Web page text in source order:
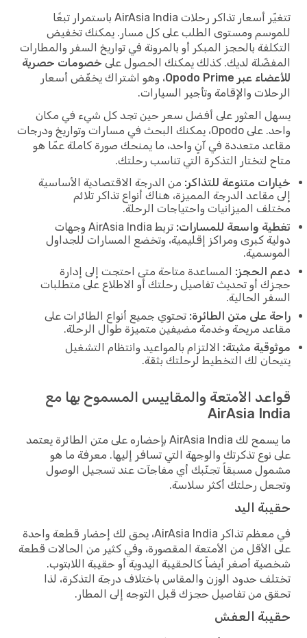
تتغيّر أسعار تذاكر رحلات AirAsia India باستمرار تبعًا
للموسم ومستوى الطلب على كل مسار. يمكنك تخفيض
التكلفة بالحجز المبكر أو بالمرونة في تواريخ السفر والمطارات
المفضّلة لديك. كذلك يمكنك الحصول على خصومات حصرية
للأعضاء عبر Opodo Prime
، وهو اشتراك يخفّض أسعار
الرحلات والإقامة وتأجير السيارات.
يسهل العثور على أفضل سعر حين تجد كل شيء في مكان
واحد. على Opodo، يمكنك البحث في مسارات وتواريخ ودرجات
مقاعد متعددة في آنٍ واحد، ما يمنحك صورة كاملة عمّا هو
متاح لتختار التذكرة التي تناسب رحلتك.
خيارات متنوعة للتذاكر: من الدرجة الاقتصادية الأساسية
إلى مقاعد الدرجة المميزة، هناك أنواع تذاكر تلائم
مختلف الميزانيات واحتياجات الرحلة.
تغطية واسعة للمسارات:
تربط AirAsia India وجهات
دولية كبرى ومراكز إقليمية، وتخضع المسارات للجداول
الموسمية.
دعم الحجز: المساعدة متاحة متى احتجت إلى إدارة
حجزك أو تحديث تفاصيل رحلتك أو الاطلاع على متطلبات
السفر الحالية.
راحة على متن الطائرة: تحتوي جميع أنواع الطائرات على
مقاعد مريحة وخدمة مضيفين متميزة طوال الرحلة.
موثوقية مثبتة: الالتزام بالمواعيد وانتظام التشغيل
يتيحان لك التخطيط لرحلتك بثقة.
قواعد الأمتعة والمقاييس المسموح بها مع
AirAsia India
ما يسمح لك AirAsia India بإحضاره على متن الطائرة يعتمد
على نوع تذكرتك والوجهة التي تسافر إليها. معرفة ما هو
مشمول مسبقاً تجنّبك أي مفاجآت عند تسجيل الوصول
وتجعل رحلتك أكثر سلاسة.
حقيبة اليد
في معظم تذاكر AirAsia India، يحق لك إحضار قطعة واحدة
على الأقل من الأمتعة المقصورة، وفي كثير من الحالات قطعة
شخصية أصغر أيضاً كالحقيبة اليدوية أو حقيبة اللابتوب.
تختلف حدود الوزن والمقاس باختلاف درجة التذكرة، لذا
تحقق من تفاصيل حجزك قبل التوجه إلى المطار.
حقيبة العفش